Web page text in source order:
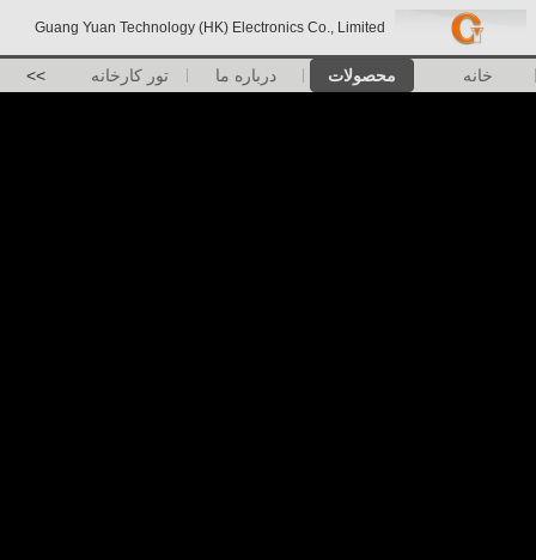
Guang Yuan Technology (HK) Electronics Co., Limited
خانه محصولات درباره ما تور کارخانه >>